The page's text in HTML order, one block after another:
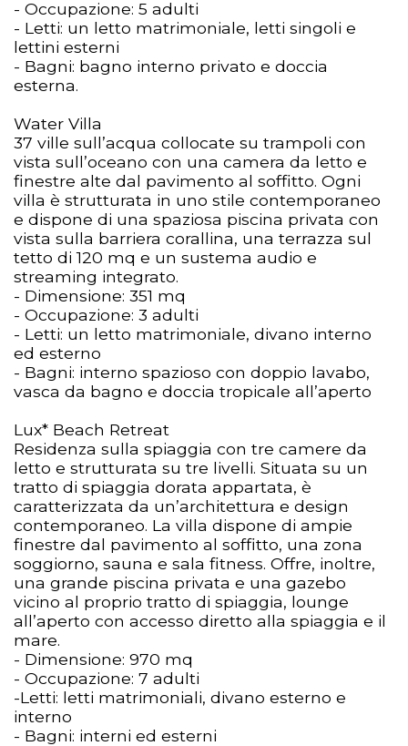
- Occupazione: 5 adulti
- Letti: un letto matrimoniale, letti singoli e
lettini esterni
- Bagni: bagno interno privato e doccia
esterna.
Water Villa
37 ville sull’acqua collocate su trampoli con
vista sull’oceano con una camera da letto e
finestre alte dal pavimento al soffitto. Ogni
villa è strutturata in uno stile contemporaneo
e dispone di una spaziosa piscina privata con
vista sulla barriera corallina, una terrazza sul
tetto di 120 mq e un sustema audio e
streaming integrato.
- Dimensione: 351 mq
- Occupazione: 3 adulti
- Letti: un letto matrimoniale, divano interno
ed esterno
- Bagni: interno spazioso con doppio lavabo,
vasca da bagno e doccia tropicale all’aperto
Lux* Beach Retreat
Residenza sulla spiaggia con tre camere da
letto e strutturata su tre livelli. Situata su un
tratto di spiaggia dorata appartata, è
caratterizzata da un’architettura e design
contemporaneo. La villa dispone di ampie
finestre dal pavimento al soffitto, una zona
soggiorno, sauna e sala fitness. Offre, inoltre,
una grande piscina privata e una gazebo
vicino al proprio tratto di spiaggia, lounge
all’aperto con accesso diretto alla spiaggia e il
mare.
- Dimensione: 970 mq
- Occupazione: 7 adulti
-Letti: letti matrimoniali, divano esterno e
interno
- Bagni: interni ed esterni